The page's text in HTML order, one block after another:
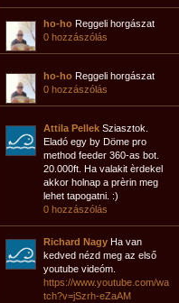
ho-ho Reggeli horgászat
0 hozzászólás
ho-ho Reggeli horgászat
0 hozzászólás
Attila Pellek Sziasztok.
Eladó egy by Döme pro
method feeder 360-as bot.
20.000ft. Ha valakit èrdekel
akkor holnap a prèrin meg
lehet tapogatni. :)
0 hozzászólás
Richard Nagy Ha van
kedved nézd meg az első
youtube videóm.
https://www.youtube.com/wa
tch?v=jSzrh-eZaAM